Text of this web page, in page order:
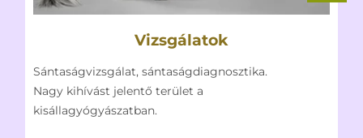
Vizsgálatok
Sántaságvizsgálat, sántaságdiagnosztika.
Nagy kihívást jelentő terület a
kisállagyógyászatban.